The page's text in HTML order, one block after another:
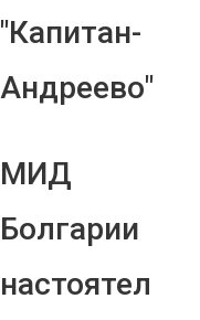
"Капитан-
Андреево"
МИД
Болгарии
настоятел